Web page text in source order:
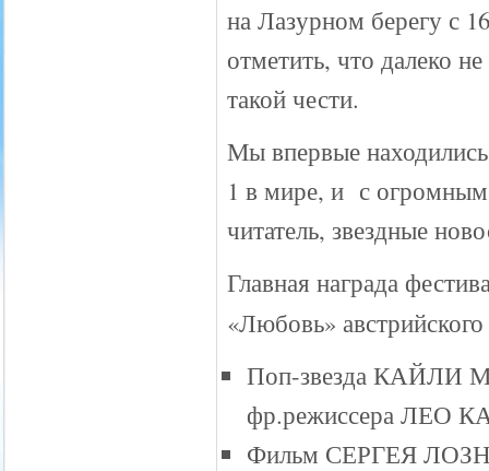
на Лазурном берегу с
отметить, что далеко
такой чести.
Мы впервые
1 в мире, и с огромным
читатель, звездные
Главная награда
«Любовь»
Поп-звезда КАЙЛИ
фр.режиссера ЛЕО
Фильм СЕРГЕЯ